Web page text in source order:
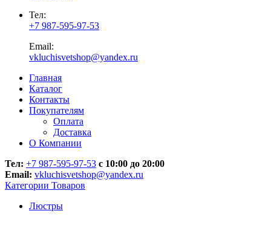
Тел:
+7 987-595-97-53
Email:
vkluchisvetshop@yandex.ru
Главная
Каталог
Контакты
Покупателям
Оплата
Доставка
О Компании
Тел: +7 987-595-97-53 с 10:00 до 20:00
Email: vkluchisvetshop@yandex.ru
Категории Товаров
Люстры